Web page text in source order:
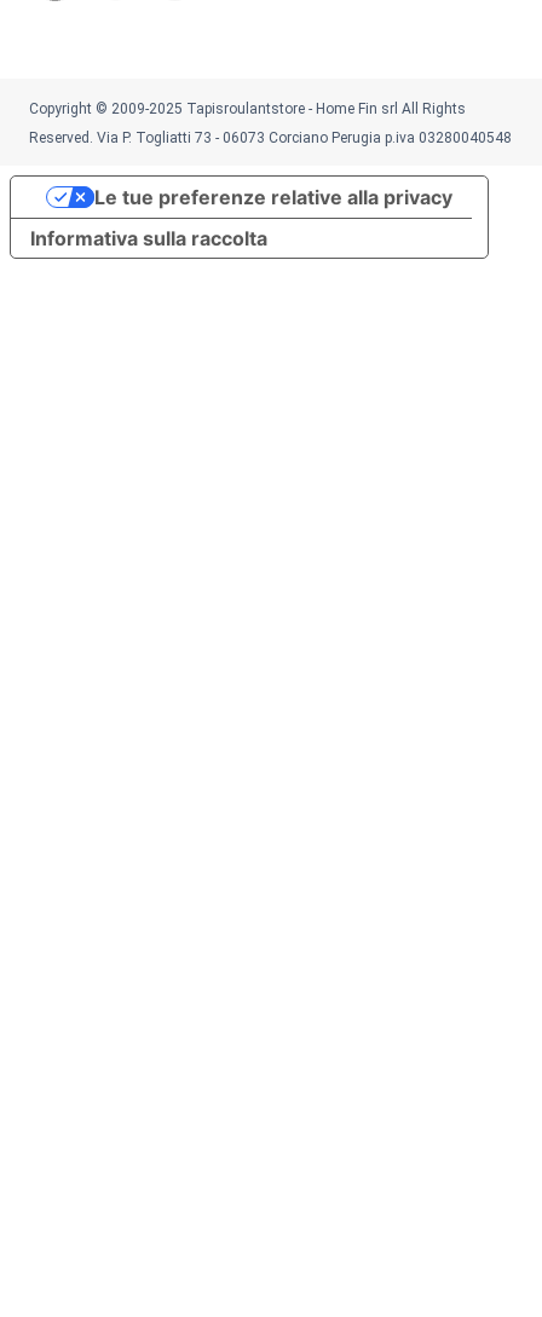
Copyright © 2009-2025 Tapisroulantstore - Home Fin srl All Rights
Reserved. Via P. Togliatti 73 - 06073 Corciano Perugia p.iva 03280040548
Informativa sulla raccolta
Le tue preferenze relative alla privacy